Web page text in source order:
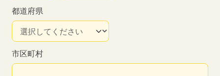
都道府県
市区町村